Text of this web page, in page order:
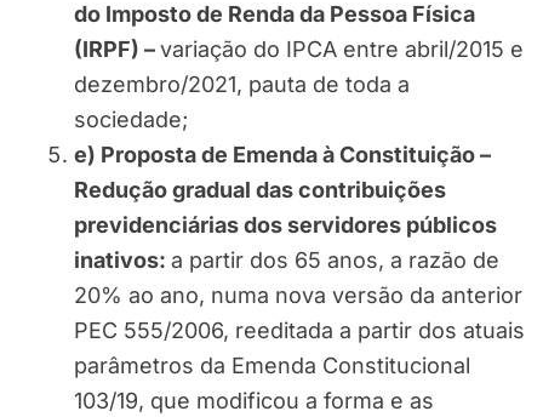
do Imposto de Renda da Pessoa Física
(IRPF) –variação do IPCA entre abril/2015 e
dezembro/2021, pauta de toda a
sociedade;
e) Proposta de Emenda à Constituição –
Redução gradual das contribuições
previdenciárias dos servidores públicos
inativos: a partir dos 65 anos, a razão de
20% ao ano, numa nova versão da anterior
PEC 555/2006, reeditada a partir dos atuais
parâmetros da Emenda Constitucional
103/19, que modificou a forma e as